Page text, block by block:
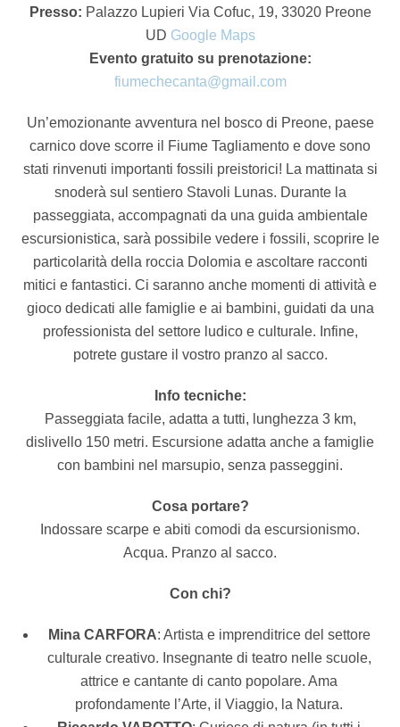
Presso: Palazzo Lupieri Via Cofuc, 19, 33020 Preone
UD Google Maps
Evento gratuito su prenotazione:
fiumechecanta@gmail.com
Un’emozionante avventura nel bosco di Preone, paese
carnico dove scorre il Fiume Tagliamento e dove sono
stati rinvenuti importanti fossili preistorici! La mattinata si
snoderà sul sentiero Stavoli Lunas. Durante la
passeggiata, accompagnati da una guida ambientale
escursionistica, sarà possibile vedere i fossili, scoprire le
particolarità della roccia Dolomia e ascoltare racconti
mitici e fantastici. Ci saranno anche momenti di attività e
gioco dedicati alle famiglie e ai bambini, guidati da una
professionista del settore ludico e culturale. Infine,
potrete gustare il vostro pranzo al sacco.
Info tecniche:
Passeggiata facile, adatta a tutti, lunghezza 3 km,
dislivello 150 metri. Escursione adatta anche a famiglie
con bambini nel marsupio, senza passeggini.
Cosa portare?
Indossare scarpe e abiti comodi da escursionismo.
Acqua. Pranzo al sacco.
Con chi?
Mina CARFORA: Artista e imprenditrice del settore
culturale creativo. Insegnante di teatro nelle scuole,
attrice e cantante di canto popolare. Ama
profondamente l’Arte, il Viaggio, la Natura.